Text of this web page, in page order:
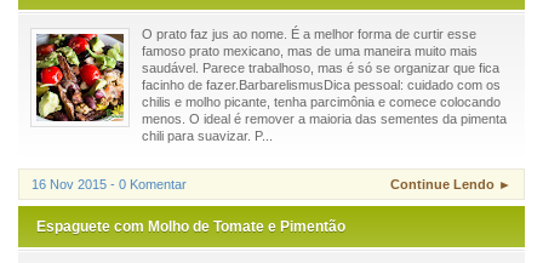
O prato faz jus ao nome. É a melhor forma de curtir esse
famoso prato mexicano, mas de uma maneira muito mais
saudável. Parece trabalhoso, mas é só se organizar que fica
facinho de fazer.BarbarelismusDica pessoal: cuidado com os
chilis e molho picante, tenha parcimônia e comece colocando
menos. O ideal é remover a maioria das sementes da pimenta
chili para suavizar. P...
16 Nov 2015 - 0 Komentar Continue Lendo ►
Espaguete com Molho de Tomate e Pimentão